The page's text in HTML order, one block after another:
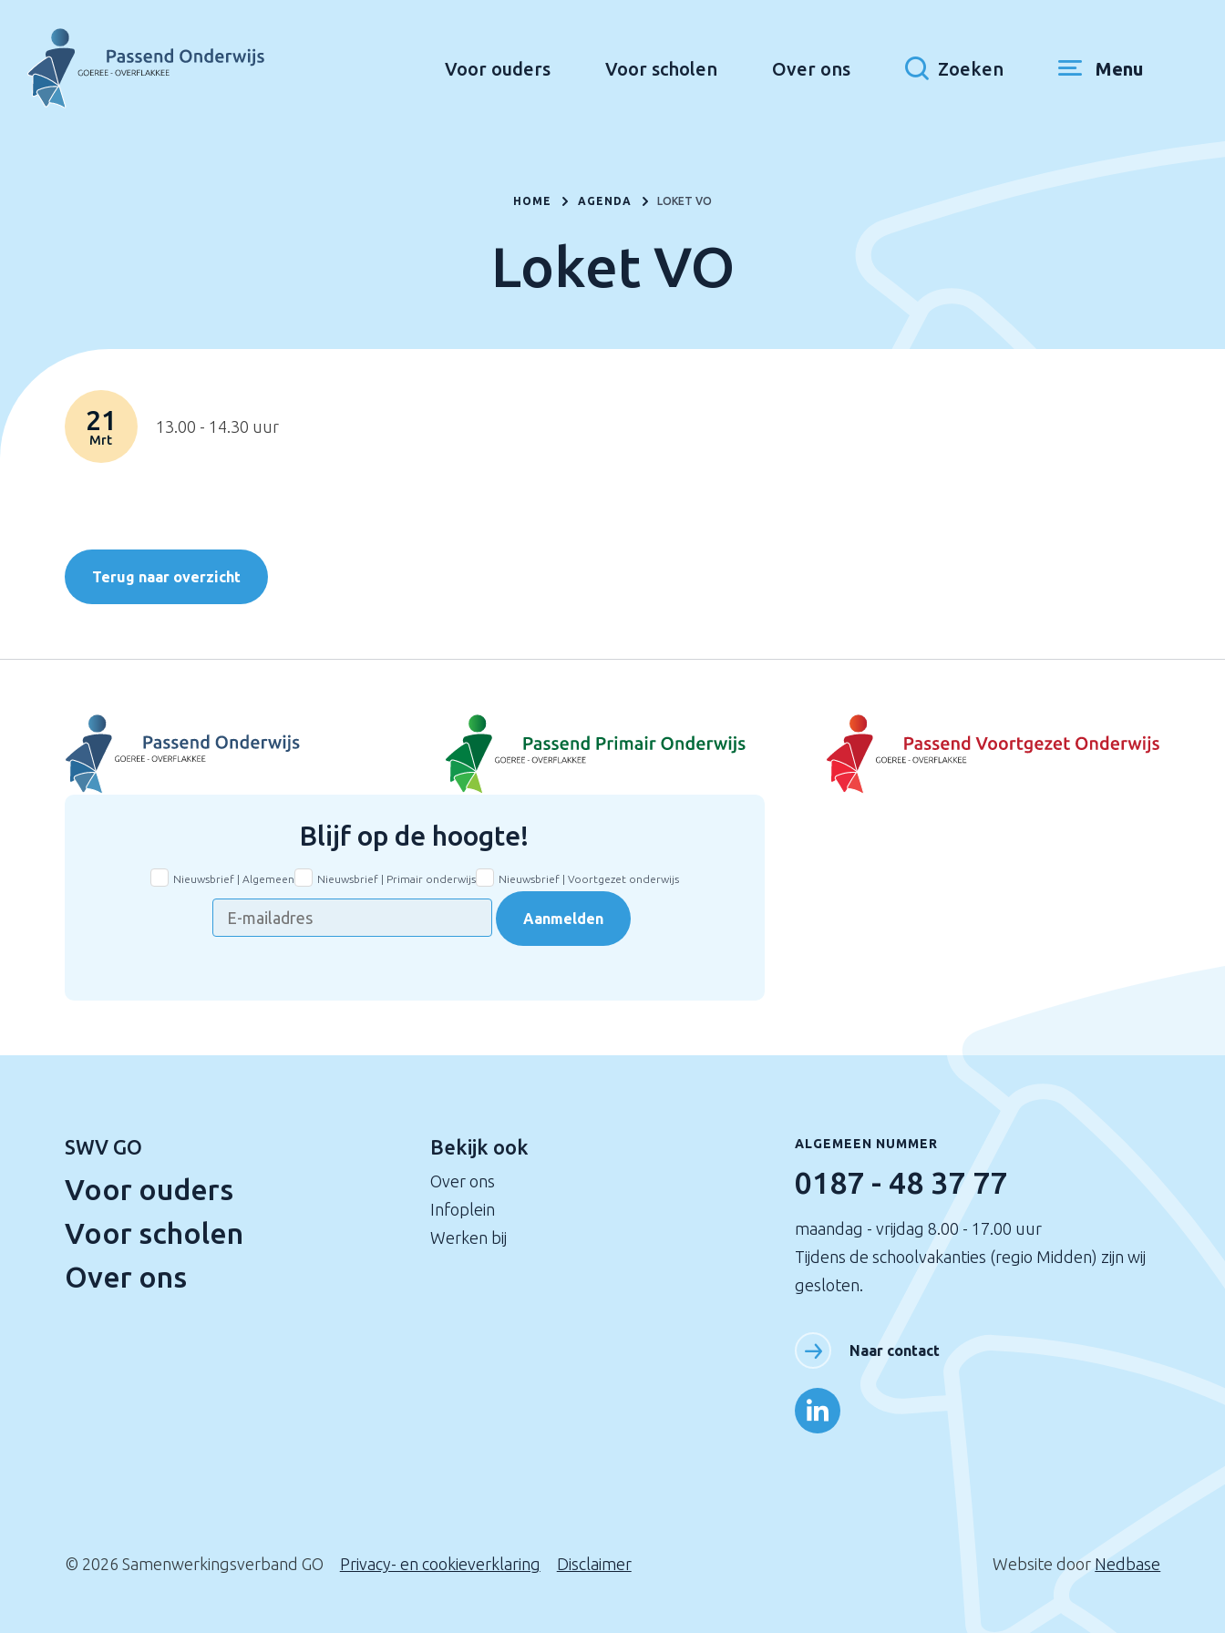
Voor ouders Voor scholen Over ons Zoeken Menu
HOME AGENDA LOKET VO
Loket VO
21
Mrt
13.00 - 14.30 uur
Terug naar overzicht
Blijf op de hoogte!
Aanmelden
Nieuwsbrief | Algemeen Nieuwsbrief | Primair onderwijs Nieuwsbrief | Voortgezet onderwijs
SWV GO
Voor ouders
Voor scholen
Over ons
Bekijk ook
Over ons
Infoplein
Werken bij
ALGEMEEN NUMMER
0187 - 48 37 77
maandag - vrijdag 8.00 - 17.00 uur
Tijdens de schoolvakanties (regio Midden) zijn wij
gesloten.
Naar contact
© 2026 Samenwerkingsverband GO Privacy- en cookieverklaring Disclaimer Website door Nedbase